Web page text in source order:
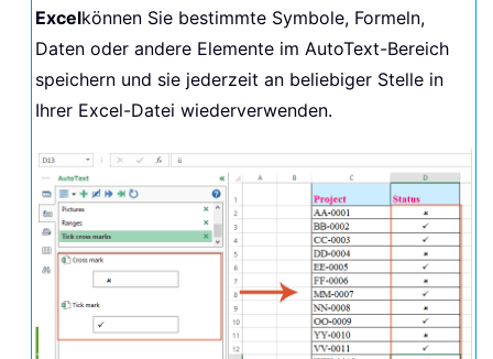
Excelkönnen Sie bestimmte Symbole, Formeln,
Daten oder andere Elemente im AutoText-Bereich
speichern und sie jederzeit an beliebiger Stelle in
Ihrer Excel-Datei wiederverwenden.